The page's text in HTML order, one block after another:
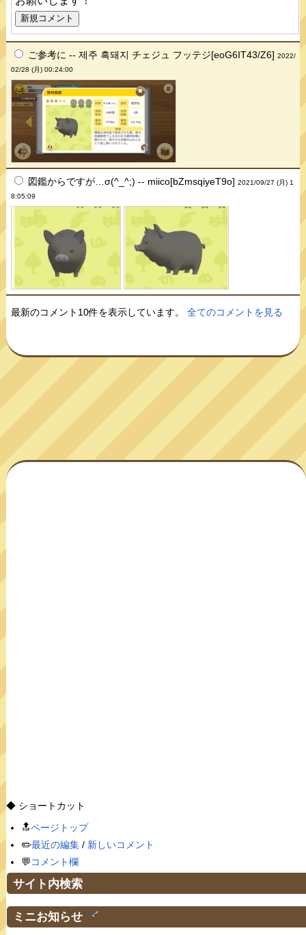
ご参考に -- 제주 흑돼지 チェジュ フッテジ[eoG6IT43/Z6]2022/
02/28 (月) 00:24:00
図鑑からですが…σ(^_^;) -- miico[bZmsqiyeT9o]2021/09/27 (月) 1
8:05:09
最新のコメント10件を表示しています。全てのコメントを見る
◆ ショートカット
🔝ページトップ
✏️最近の編集/ 新しいコメント
💬コメント欄
サイト内検索
ミニお知らせ †